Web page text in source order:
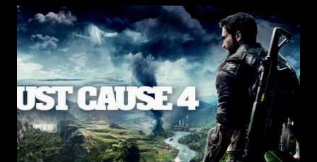
IL
DLC
DANGER
RISING